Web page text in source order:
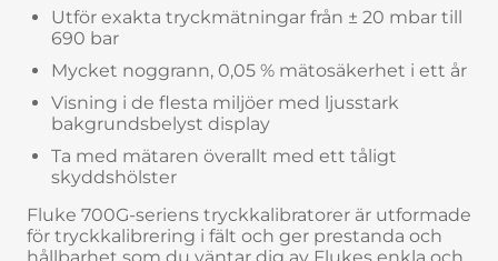
Utför exakta tryckmätningar från ± 20 mbar till
690 bar
Mycket noggrann, 0,05 % mätosäkerhet i ett år
Visning i de flesta miljöer med ljusstark
bakgrundsbelyst display
Ta med mätaren överallt med ett tåligt
skyddshölster
Fluke 700G-seriens tryckkalibratorer är utformade
för tryckkalibrering i fält och ger prestanda och